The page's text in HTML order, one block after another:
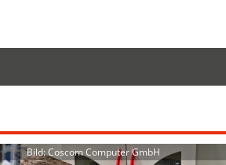
Bild: Coscom Computer GmbH